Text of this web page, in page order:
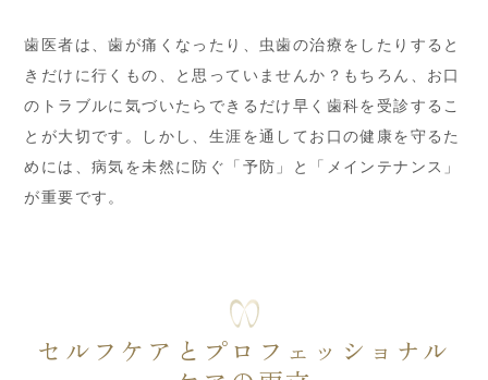
歯医者は、歯が痛くなったり、虫歯の治療をしたりすると
きだけに行くもの、と思っていませんか？もちろん、お口
のトラブルに気づいたらできるだけ早く歯科を受診するこ
とが大切です。しかし、生涯を通してお口の健康を守るた
めには、病気を未然に防ぐ「予防」と「メインテナンス」
が重要です。
セルフケアとプロフェッショナル